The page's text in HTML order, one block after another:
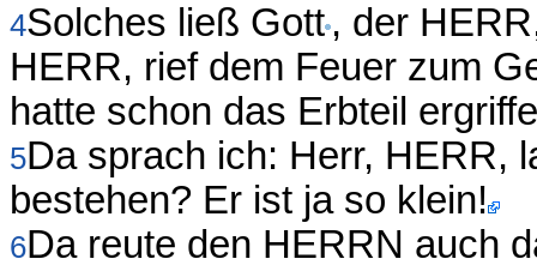
4Solches ließ Gott , der
HERR, rief dem Feuer zum
hatte schon das Erbteil
5Da sprach ich: Herr, HERR,
bestehen? Er ist ja so klein!
6Da reute den HERRN auch